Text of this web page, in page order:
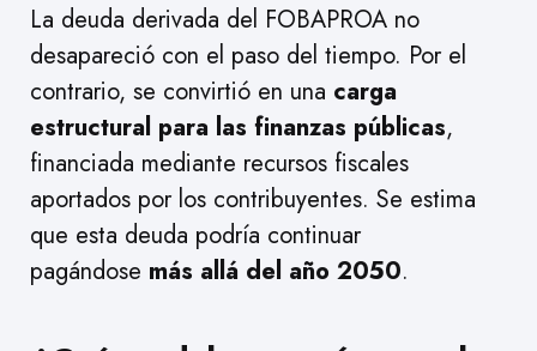
La deuda derivada del FOBAPROA no
desapareció con el paso del tiempo. Por el
contrario, se convirtió en una carga
estructural para las finanzas públicas,
financiada mediante recursos fiscales
aportados por los contribuyentes. Se estima
que esta deuda podría continuar
pagándose más allá del año 2050.